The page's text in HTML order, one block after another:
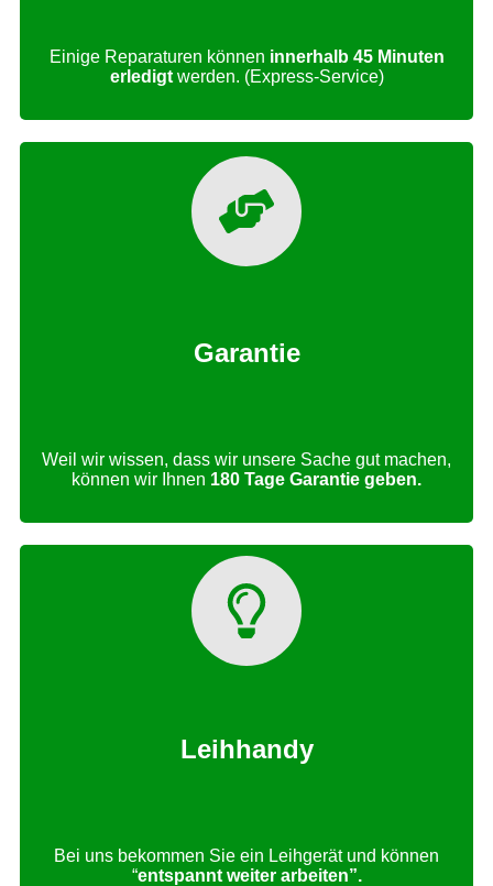
Einige Reparaturen können innerhalb 45 Minuten
erledigtwerden. (Express-Service)
Garantie
Weil wir wissen, dass wir unsere Sache gut machen,
können wir Ihnen 180 Tage Garantie geben.
Leihhandy
Bei uns bekommen Sie ein Leihgerät und können
“entspannt weiter arbeiten”.